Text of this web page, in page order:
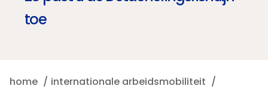
toe
home
internationale arbeidsmobiliteit